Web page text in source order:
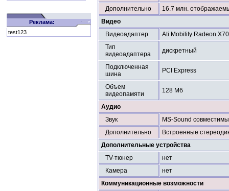
Реклама:
test123
Дополнительно
16.7 млн.
Видео
Видеоадаптер
Ati Mobility Radeon
Тип
видеоадаптера
дискретный
Подключенная
шина
PCI Express
Объем
видеопамяти
128 Мб
Аудио
Звук
MS-Sound
Дополнительно
Встроенные
Дополнительные устройства
TV-тюнер
нет
Камера
нет
Коммуникационные возможности